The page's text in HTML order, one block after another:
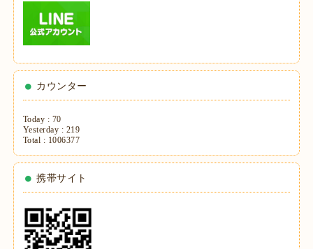
カウンター
Today : 70
Yesterday : 219
Total : 1006377
携帯サイト